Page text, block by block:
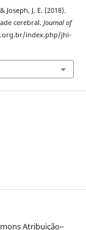
Joseph, J. E. (2018).
cerebral. Journal of
index.php/jhi-
Atribuição–